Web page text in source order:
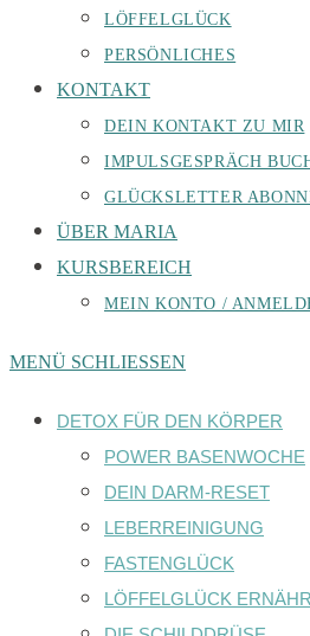
LÖFFELGLÜCK
PERSÖNLICHES
KONTAKT
DEIN KONTAKT ZU MIR
IMPULSGESPRÄCH
GLÜCKSLETTER
ÜBER MARIA
KURSBEREICH
MEIN KONTO /
MENÜ SCHLIESSEN
DETOX FÜR DEN KÖRPER
POWER BASENWOCHE
DEIN DARM-RESET
LEBERREINIGUNG
FASTENGLÜCK
LÖFFELGLÜCK